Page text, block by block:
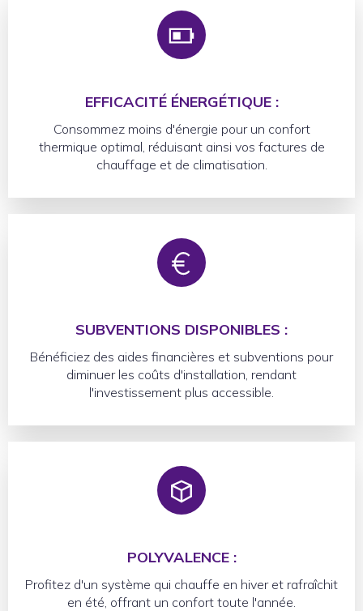
EFFICACITÉ ÉNERGÉTIQUE :
Consommez moins d'énergie pour un confort
thermique optimal, réduisant ainsi vos factures de
chauffage et de climatisation.
SUBVENTIONS DISPONIBLES :
Bénéficiez des aides financières et subventions pour
diminuer les coûts d'installation, rendant
l'investissement plus accessible.
POLYVALENCE :
Profitez d'un système qui chauffe en hiver et rafraîchit
en été, offrant un confort toute l'année.